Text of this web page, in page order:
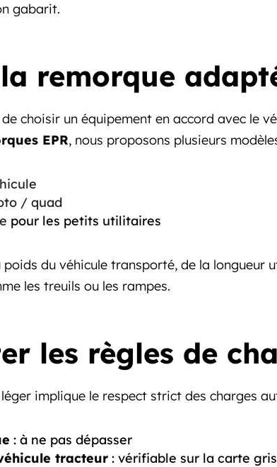
gabarit.
remorque
choisir un équipement en accord avec le
EPR, nous proposons plusieurs
/ quad
pour les petits utilitaires
du véhicule transporté, de la longueur
les treuils ou les rampes.
les règles de
implique le respect strict des charges
: à ne pas dépasser
tracteur : vérifiable sur la carte